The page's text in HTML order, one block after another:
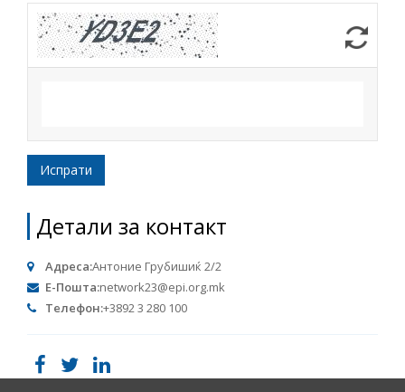
Детали за контакт
Адреса:Антоние Грубишиќ 2/2
Е-Пошта:network23@epi.org.mk
Телефон:+3892 3 280 100